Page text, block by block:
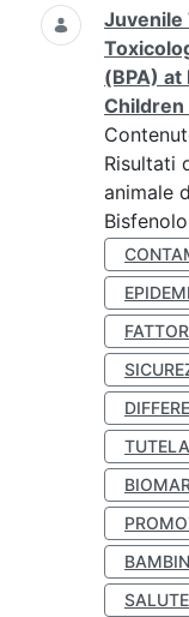
Juvenile
(BPA) at
Risultati
animale